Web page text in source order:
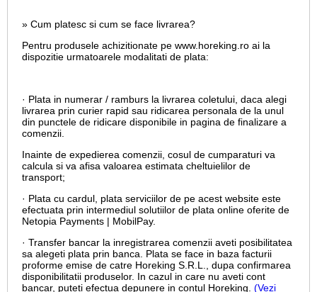
» Cum platesc si cum se face livrarea?
Pentru produsele achizitionate pe www.horeking.ro ai la
dispozitie urmatoarele modalitati de plata:
· Plata in numerar / ramburs la livrarea coletului, daca alegi
livrarea prin curier rapid sau ridicarea personala de la unul
din punctele de ridicare disponibile in pagina de finalizare a
comenzii.
Inainte de expedierea comenzii, cosul de cumparaturi va
calcula si va afisa valoarea estimata cheltuielilor de
transport;
· Plata cu cardul, plata serviciilor de pe acest website este
efectuata prin intermediul solutiilor de plata online oferite de
Netopia Payments | MobilPay.
· Transfer bancar la inregistrarea comenzii aveti posibilitatea
sa alegeti plata prin banca. Plata se face in baza facturii
proforme emise de catre Horeking S.R.L., dupa confirmarea
disponibilitatii produselor. In cazul in care nu aveti cont
bancar, puteti efectua depunere in contul Horeking. (Vezi